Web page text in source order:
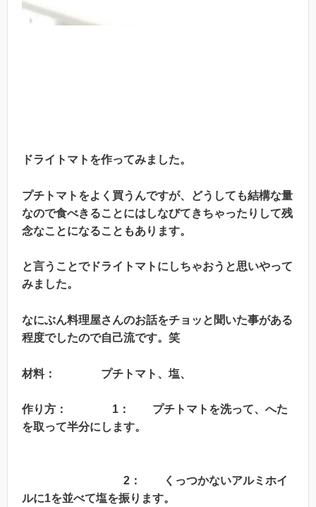
ドライトマトを作ってみました。
プチトマトをよく買うんですが、どうしても結構な量
なので食べきることにはしなびてきちゃったりして残
念なことになることもあります。
と言うことでドライトマトにしちゃおうと思いやって
みました。
なにぶん料理屋さんのお話をチョッと聞いた事がある
程度でしたので自己流です。笑
材料： プチトマト、塩、
作り方： 1： プチトマトを洗って、へた
を取って半分にします。
2： くっつかないアルミホイ
ルに1を並べて塩を振ります。